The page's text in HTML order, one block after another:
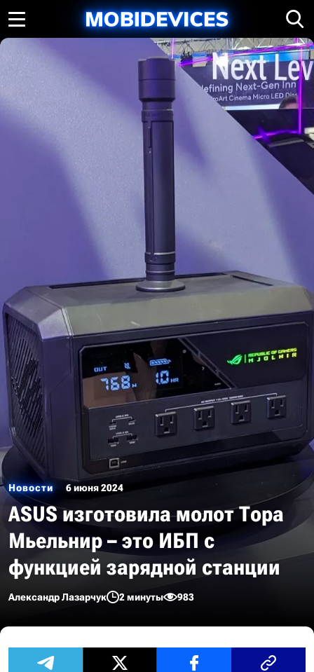
Новости 6 июня 2024
ASUS изготовила молот Тора
Мьельнир – это ИБП с
функцией зарядной станции
Александр Лазарчук 2 минуты 983